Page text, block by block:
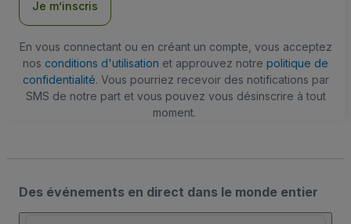
Je m’inscris
En vous connectant ou en créant un compte, vous acceptez
nos conditions d'utilisation et approuvez notre politique de
confidentialité. Vous pourriez recevoir des notifications par
SMS de notre part et vous pouvez vous désinscrire à tout
moment.
Des événements en direct dans le monde entier